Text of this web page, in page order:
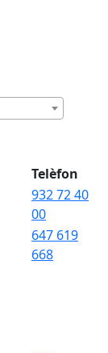
Telèfon
932 72 40
00
647 619
668